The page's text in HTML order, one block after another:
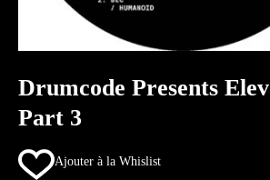
Drumcode Presents
Part 3
Ajouter à la Whislist